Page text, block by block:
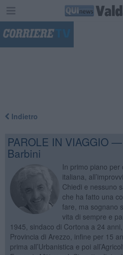
Indietro
PAROLE IN VIAGGIO
Barbini
In primo piano per
italiana,
Chiedi e nessuno
che ha fatto una
fare, ma sognano
vita di sempre e
1945, sindaco di Cortona a 24
Provincia di Arezzo, infine per 15
prima all’Urbanistica e poi